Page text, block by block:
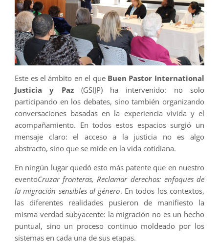
Este es el ámbito en el que Buen Pastor International
Justicia y Paz(GSIJP) ha intervenido: no solo
participando en los debates, sino también organizando
conversaciones basadas en la experiencia vivida y el
acompañamiento. En todos estos espacios surgió un
mensaje claro: el acceso a la justicia no es algo
abstracto, sino que se mide en la vida cotidiana.
En ningún lugar quedó esto más patente que en nuestro
eventoCruzar fronteras, Reclamar derechos: enfoques de
la migración sensibles al género. En todos los contextos,
las diferentes realidades pusieron de manifiesto la
misma verdad subyacente: la migración no es un hecho
puntual, sino un proceso continuo moldeado por los
sistemas en cada una de sus etapas.